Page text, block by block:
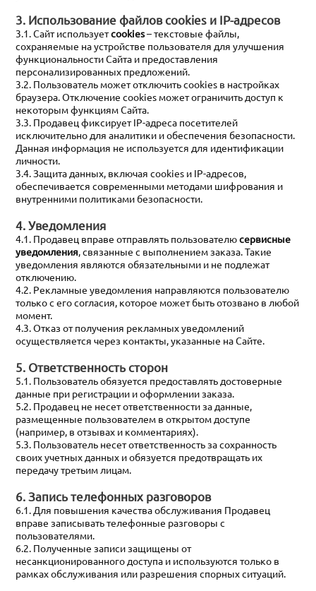
3. Использование файлов cookies и IP-адресов
3.1. Сайт используетcookies– текстовые файлы,
сохраняемые на устройстве пользователя для улучшения
функциональности Сайта и предоставления
персонализированных предложений.
3.2. Пользователь может отключить cookies в настройках
браузера. Отключение cookies может ограничить доступ к
некоторым функциям Сайта.
3.3. Продавец фиксирует IP-адреса посетителей
исключительно для аналитики и обеспечения безопасности.
Данная информация не используется для идентификации
личности.
3.4. Защита данных, включая cookies и IP-адресов,
обеспечивается современными методами шифрования и
внутренними политиками безопасности.
4. Уведомления
4.1. Продавец вправе отправлять пользователюсервисные
уведомления, связанные с выполнением заказа. Такие
уведомления являются обязательными и не подлежат
отключению.
4.2. Рекламные уведомления направляются пользователю
только с его согласия, которое может быть отозвано в любой
момент.
4.3. Отказ от получения рекламных уведомлений
осуществляется через контакты, указанные на Сайте.
5. Ответственность сторон
5.1. Пользователь обязуется предоставлять достоверные
данные при регистрации и оформлении заказа.
5.2. Продавец не несет ответственности за данные,
размещенные пользователем в открытом доступе
(например, в отзывах и комментариях).
5.3. Пользователь несет ответственность за сохранность
своих учетных данных и обязуется предотвращать их
передачу третьим лицам.
6. Запись телефонных разговоров
6.1. Для повышения качества обслуживания Продавец
вправе записывать телефонные разговоры с
пользователями.
6.2. Полученные записи защищены от
несанкционированного доступа и используются только в
рамках обслуживания или разрешения спорных ситуаций.